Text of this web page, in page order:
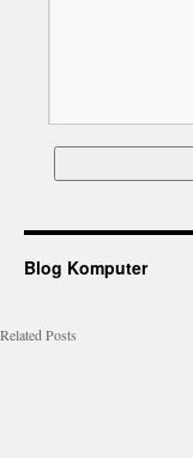
Blog Komputer
Related Posts